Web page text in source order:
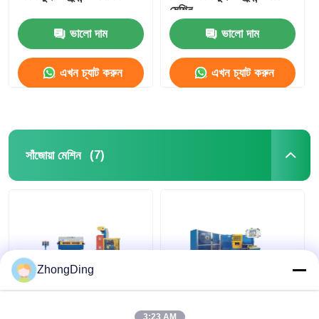
ভালো দাম
এখন চ্যাট করুন
মেশিন
ভালো দাম
এখন চ্যাট করুন
সাঁজোয়া মেশিন (7)
রিইনফোর্সমেন্টের জন্য
ZhongDing
3:23 AM